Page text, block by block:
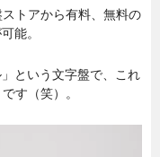
トアから有料、無料の
能。
という文字盤で、これ
す（笑）。